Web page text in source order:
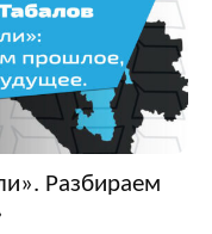
Разбираем